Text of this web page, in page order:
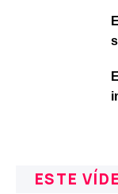
ESTE